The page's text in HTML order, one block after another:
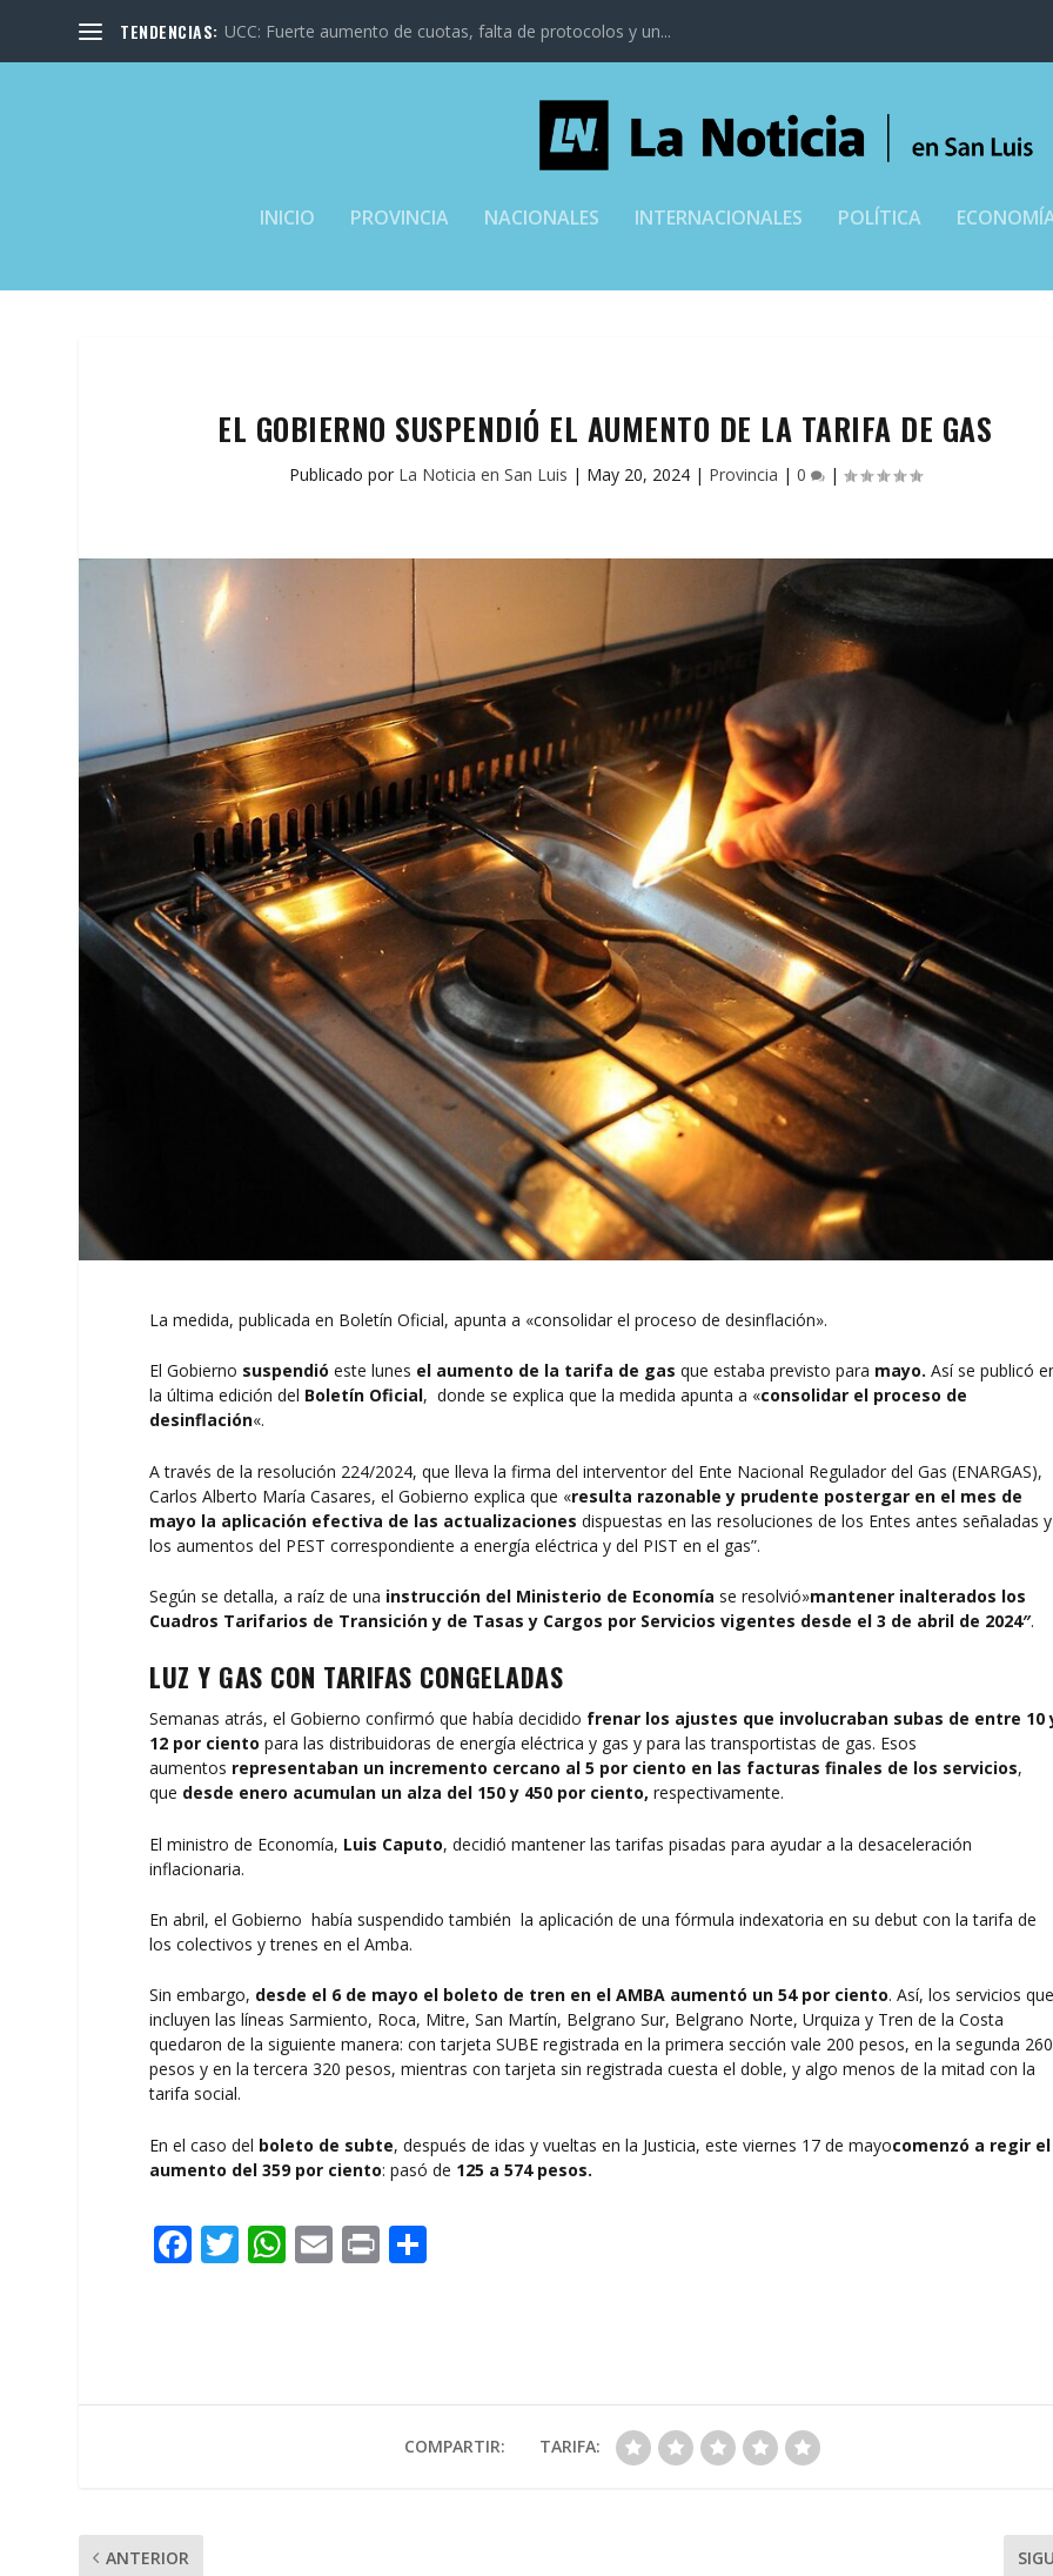
TENDENCIAS: UCC: Fuerte aumento de cuotas, falta de protocolos y un...
INICIO PROVINCIA NACIONALES INTERNACIONALES POLÍTICA
EL GOBIERNO SUSPENDIÓ EL AUMENTO DE LA TARIFA DE GAS
Publicado por La Noticia en San Luis | May 20, 2024| Provincia | 0 |
La medida, publicada en Boletín Oficial, apunta a «consolidar el proceso de desinflación».
El Gobierno suspendióeste lunes el aumento de la tarifa de gas que estaba previsto para mayo.Así se publicó
la última edición del Boletín Oficial, donde se explica que la medida apunta a «consolidar el proceso de
desinflación«.
A través de laresolución 224/2024, que lleva la firma del interventor del Ente Nacional Regulador del Gas (ENARGAS),
Carlos Alberto María Casares, el Gobierno explica que «resulta razonable y prudente postergar en el mes de
mayo la aplicación efectiva de las actualizaciones dispuestas en las resoluciones de los Entes antes señaladas y
los aumentos del PEST correspondiente a energía eléctrica y del PIST en el gas”.
Según se detalla, a raíz de una instrucción del Ministerio de Economía se resolvió»mantener inalterados los
Cuadros Tarifarios de Transición y de Tasas y Cargos por Servicios vigentes desde el 3 de abril de 2024″.
LUZ Y GAS CON TARIFAS CONGELADAS
Semanas atrás, el Gobierno confirmó que había decidido frenar los ajustes que involucraban subas de entre 10
12 por ciento para las distribuidoras de energía eléctrica y gas y para las transportistas de gas. Esos
aumentos representaban un incremento cercano al 5 por ciento en las facturas finales de los servicios,
que desde enero acumulan un alza del 150 y 450 por ciento, respectivamente.
El ministro de Economía, Luis Caputo, decidió mantener las tarifas pisadas para ayudar a la desaceleración
inflacionaria.
En abril, el Gobierno había suspendido también la aplicación de una fórmula indexatoria en su debut con la tarifa de
los colectivos y trenes en el Amba.
Sin embargo, desde el 6 de mayo el boleto de tren en el AMBA aumentó un 54 por ciento.Así, los servicios
incluyen las líneas Sarmiento, Roca, Mitre, San Martín, Belgrano Sur, Belgrano Norte, Urquiza y Tren de la Costa
quedaron de la siguiente manera: con tarjeta SUBE registrada en la primera sección vale 200 pesos, en la segunda 260
pesos y en la tercera 320 pesos, mientras con tarjeta sin registrada cuesta el doble, y algo menos de la mitad con la
tarifa social.
En el caso del boleto de subte, después de idas y vueltas en la Justicia, este viernes 17 de mayocomenzó a regir el
aumento del 359 por ciento:pasó de 125 a 574 pesos.
F
o
T W
A
E Pr
ar
ti
r
COMPARTIR: TARIFA:
ANTERIOR